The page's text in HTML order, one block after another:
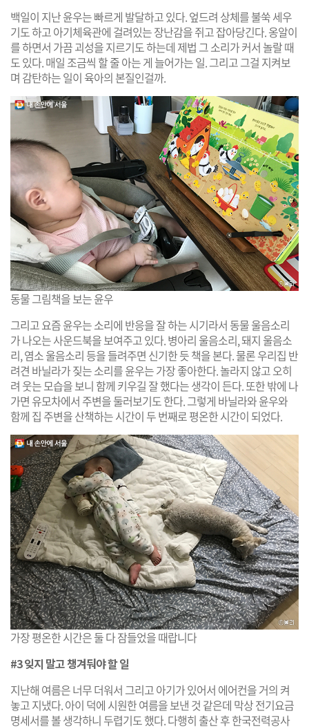
백일이 지난 윤우는 빠르게 발달하고 있다. 엎드려 상체를 불쑥 세우
기도 하고 아기체육관에 걸려있는 장난감을 쥐고 잡아당긴다. 옹알이
를 하면서 가끔 괴성을 지르기도 하는데 제법 그 소리가 커서 놀랄 때
도 있다. 매일 조금씩 할 줄 아는 게 늘어가는 일. 그리고 그걸 지켜보
며 감탄하는 일이 육아의 본질인걸까.
동물 그림책을 보는 윤우
그리고 요즘 윤우는 소리에 반응을 잘 하는 시기라서 동물 울음소리
가 나오는 사운드북을 보여주고 있다. 병아리 울음소리, 돼지 울음소
리, 염소 울음소리 등을 들려주면 신기한 듯 책을 본다. 물론 우리집 반
려견 바닐라가 짖는 소리를 윤우는 가장 좋아한다. 놀라지 않고 오히
려 웃는 모습을 보니 함께 키우길 잘 했다는 생각이 든다. 또한 밖에 나
가면 유모차에서 주변을 둘러보기도 한다. 그렇게 바닐라와 윤우와
함께 집 주변을 산책하는 시간이 두 번째로 평온한 시간이 되었다.
가장 평온한 시간은 둘 다 잠들었을 때랍니다
#3 잊지 말고 챙겨둬야 할 일
지난해 여름은 너무 더워서 그리고 아기가 있어서 에어컨을 거의 켜
놓고 지냈다. 아이 덕에 시원한 여름을 보낸 것 같은데 막상 전기요금
명세서를 볼 생각하니 두렵기도 했다. 다행히 출산 후 한국전력공사